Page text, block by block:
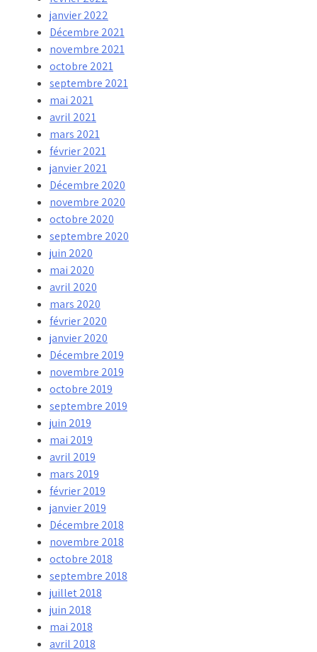
janvier 2022
Décembre 2021
novembre 2021
octobre 2021
septembre 2021
mai 2021
avril 2021
mars 2021
février 2021
janvier 2021
Décembre 2020
novembre 2020
octobre 2020
septembre 2020
juin 2020
mai 2020
avril 2020
mars 2020
février 2020
janvier 2020
Décembre 2019
novembre 2019
octobre 2019
septembre 2019
juin 2019
mai 2019
avril 2019
mars 2019
février 2019
janvier 2019
Décembre 2018
novembre 2018
octobre 2018
septembre 2018
juillet 2018
juin 2018
mai 2018
avril 2018